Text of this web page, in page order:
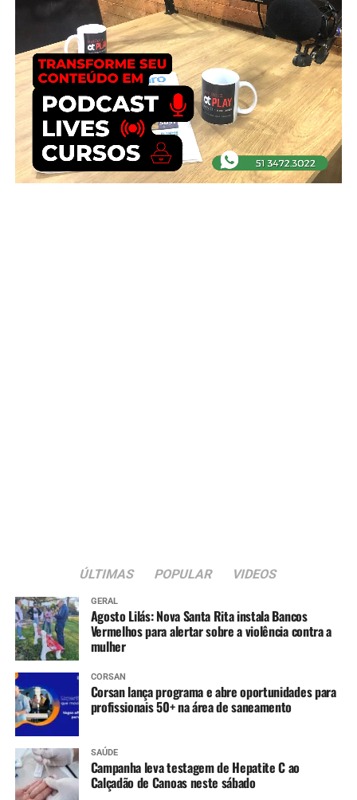
ÚLTIMAS POPULAR VIDEOS
GERAL
Agosto Lilás: Nova Santa Rita instala Bancos
Vermelhos para alertar sobre a violência contra a
mulher
CORSAN
Corsan lança programa e abre oportunidades para
profissionais 50+ na área de saneamento
SAÚDE
Campanha leva testagem de Hepatite C ao
Calçadão de Canoas neste sábado